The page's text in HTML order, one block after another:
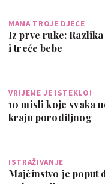
MAMA TROJE DJECE
Iz prve ruke:
i treće bebe
VRIJEME JE ISTEKLO!
10 misli koje svaka
kraju porodiljnog
ISTRAŽIVANJE
Majčinstvo je poput